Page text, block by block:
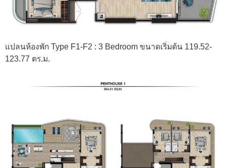
แปลนห้องพัก Type F1-F2 : 3 Bedroom ขนาดเริ่มต้น 119.52-
123.77 ตร.ม.